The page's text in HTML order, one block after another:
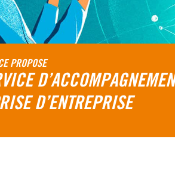
PROPOSE
D’ENTREPRISE